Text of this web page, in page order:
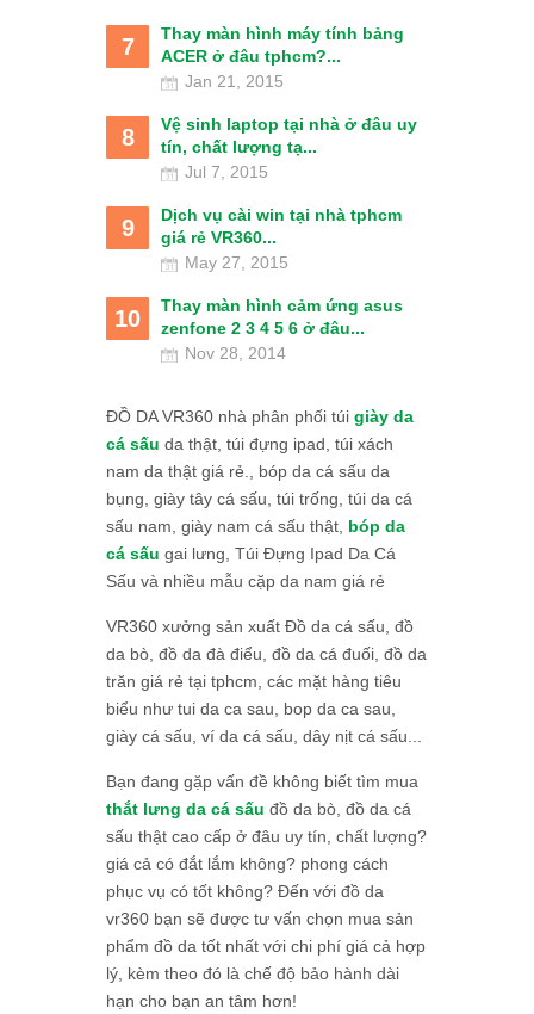
7
Thay màn hình máy tính bảng
ACER ở đâu tphcm?...
Jan 21, 2015
8
Vệ sinh laptop tại nhà ở đâu uy
tín, chất lượng tạ...
Jul 7, 2015
9
Dịch vụ cài win tại nhà tphcm
giá rẻ VR360...
May 27, 2015
10
Thay màn hình cảm ứng asus
zenfone 2 3 4 5 6 ở đâu...
Nov 28, 2014
ĐỒ DA VR360 nhà phân phối túi giày da
cá sấu da thật, túi đựng ipad, túi xách
nam da thật giá rẻ., bóp da cá sấu da
bụng, giày tây cá sấu, túi trống, túi da cá
sấu nam, giày nam cá sấu thật, bóp da
cá sấu gai lưng, Túi Đựng Ipad Da Cá
Sấu và nhiều mẫu cặp da nam giá rẻ
VR360 xưởng sản xuất Đồ da cá sấu, đồ
da bò, đồ da đà điểu, đồ da cá đuối, đồ da
trăn giá rẻ tại tphcm, các mặt hàng tiêu
biểu như tui da ca sau, bop da ca sau,
giày cá sấu, ví da cá sấu, dây nịt cá sấu...
Bạn đang gặp vấn đề không biết tìm mua
thắt lưng da cá sấu đồ da bò, đồ da cá
sấu thật cao cấp ở đâu uy tín, chất lượng?
giá cả có đắt lắm không? phong cách
phục vụ có tốt không? Đến với đồ da
vr360 bạn sẽ được tư vấn chọn mua sản
phẩm đồ da tốt nhất với chi phí giá cả hợp
lý, kèm theo đó là chế độ bảo hành dài
hạn cho bạn an tâm hơn!